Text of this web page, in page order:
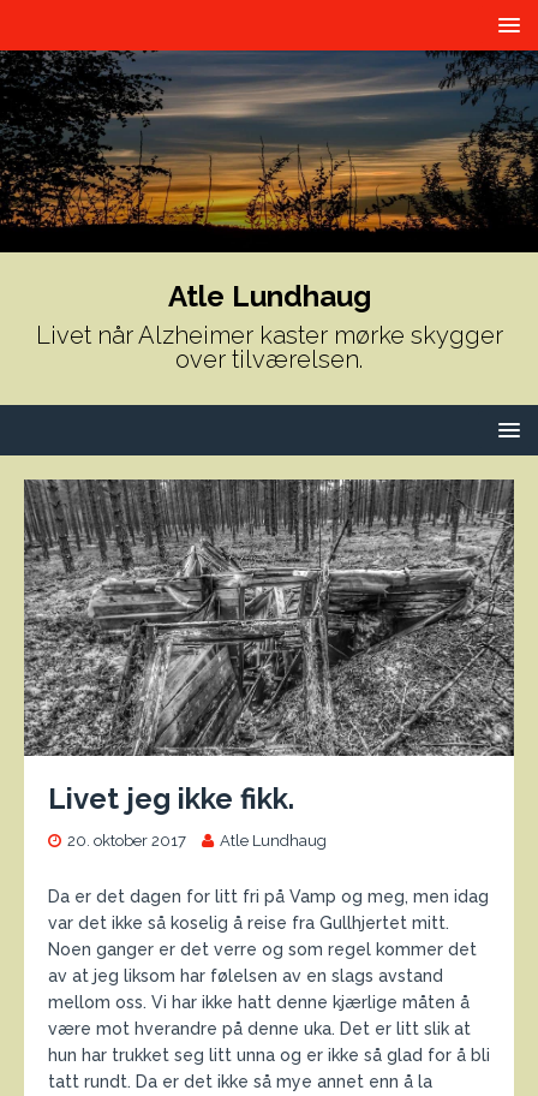
Atle Lundhaug
Livet når Alzheimer kaster mørke skygger
over tilværelsen.
Livet jeg ikke fikk.
20. oktober 2017 Atle Lundhaug
Da er det dagen for litt fri på Vamp og meg, men idag
var det ikke så koselig å reise fra Gullhjertet mitt.
Noen ganger er det verre og som regel kommer det
av at jeg liksom har følelsen av en slags avstand
mellom oss. Vi har ikke hatt denne kjærlige måten å
være mot hverandre på denne uka. Det er litt slik at
hun har trukket seg litt unna og er ikke så glad for å bli
tatt rundt. Da er det ikke så mye annet enn å la